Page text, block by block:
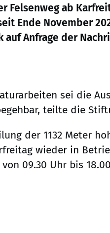
Felsenweg ab
Ende November
auf Anfrage der
sei die
teilte die
der 1132 Meter
wieder in
09.30 Uhr bis